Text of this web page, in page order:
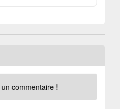
commentaire !